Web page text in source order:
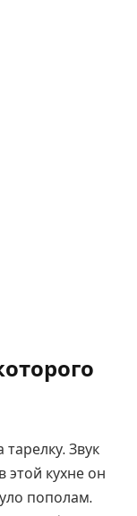
Звук
этой кухне он
пополам.